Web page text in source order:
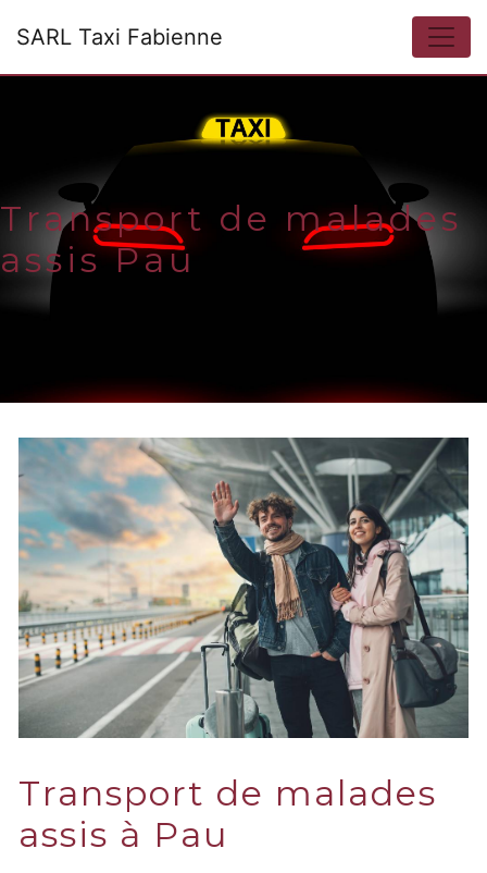
SARL Taxi Fabienne
Transport de malades
assis Pau
Transport de malades
assis à Pau